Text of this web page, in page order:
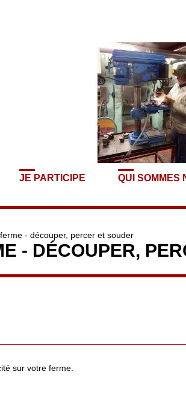
JE PARTICIPE QUI SOMMES
- découper, percer et souder
- DÉCOUPER,
sur votre ferme.